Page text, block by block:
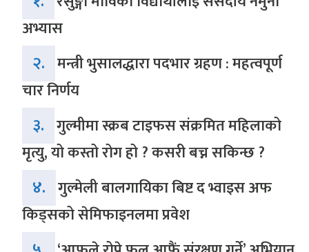
अभ्यास
२. मन्त्री भुसालद्धारा पदभार ग्रहण : महत्वपूर्ण
चार निर्णय
३. गुल्मीमा स्क्रब टाइफस संक्रमित महिलाको
मृत्यु, यो कस्तो रोग हो ? कसरी बच्न सकिन्छ ?
४. गुल्मेली बालगायिका बिष्ट द भ्वाइस अफ
किड्सको सेमिफाइनलमा प्रवेश